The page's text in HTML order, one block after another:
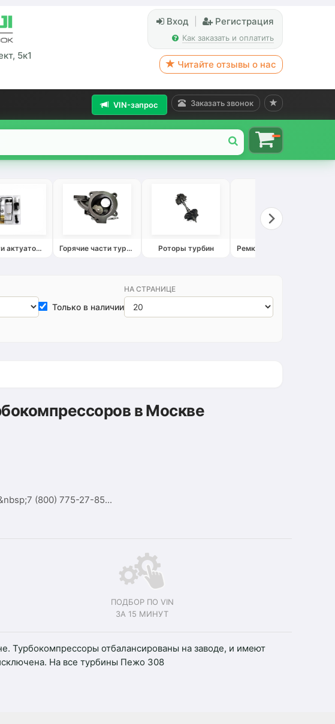
5к1
Вход Регистрация
Как заказать и оплатить
Читайте отзывы о нас
Заказать звонок
VIN-запрос
Запчасти актуаторов турбин Горячие части турбин Роторы турбин
Только в наличии
НА СТРАНИЦЕ
в Москве
(800) 775-27-85...
ПОДБОР ПО VIN
ЗА 15 МИНУТ
Турбокомпрессоры отбалансированы на заводе, и имеют
На все турбины Пежо 308